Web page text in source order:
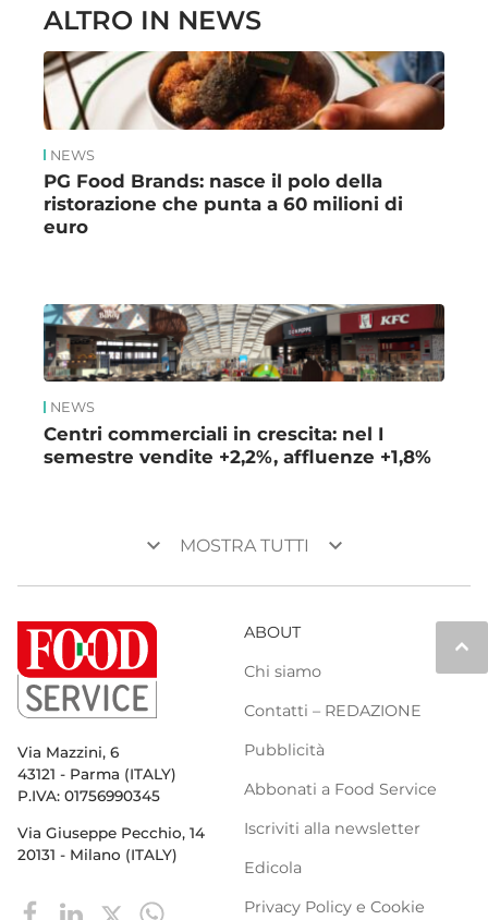
ALTRO IN NEWS
NEWS
PG Food Brands: nasce il polo della
ristorazione che punta a 60 milioni di
euro
NEWS
Centri commerciali in crescita: nel I
semestre vendite +2,2%, affluenze +1,8%
keyboard_arrow_down MOSTRA TUTTI keyboard_arrow_down
keyboard_arrow_up
Via Mazzini, 6
43121 - Parma (ITALY)
P.IVA: 01756990345
Via Giuseppe Pecchio, 14
20131 - Milano (ITALY)
ABOUT
Chi siamo
Contatti – REDAZIONE
Pubblicità
Abbonati a Food Service
Iscriviti alla newsletter
Edicola
Privacy Policy e Cookie